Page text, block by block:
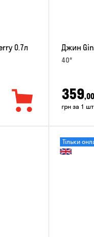
0.7л Джин
40°
359,00
грн за 1 шт
Тільки